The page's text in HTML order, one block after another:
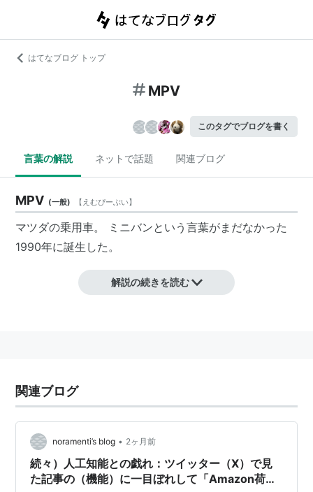
はてなブログ トップ
MPV
このタグでブログを書く
言葉の解説 ネットで話題 関連ブログ
MPV (一般) 【 えむぴーぶい】
マツダの乗用車。 ミニバンという言葉がまだなかった
1990年に誕生した。
初代モデルが発売されたのは1990年でミニバンという
大きな室内空間を作っている。
リスト::自動車
解説の続きを読む
関連ブログ
noramenti’s blog • 2ヶ月前
続々）人工知能との戯れ：ツイッター（X）で見
た記事の（機能）に一目ぼれして「Amazon荷物